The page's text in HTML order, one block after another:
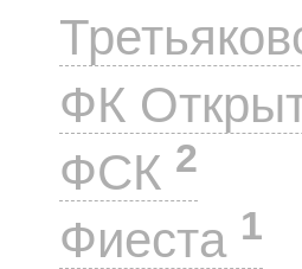
ФК
ФСК 2
Фиеста 1